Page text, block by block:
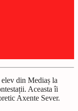
din Mediaș la
Aceasta îi
Axente Sever.